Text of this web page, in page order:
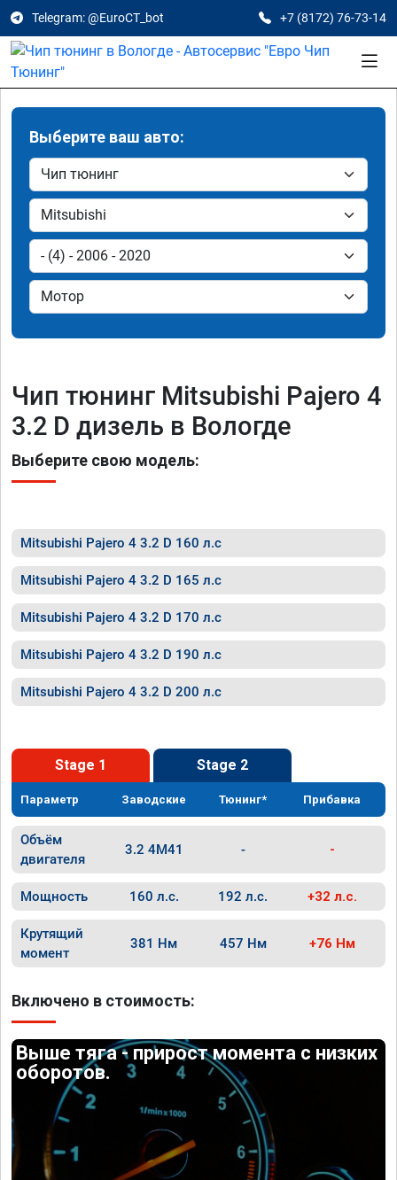
Telegram: @EuroCT_bot +7 (8172) 76-73-14
Выберите ваш авто:
Чип тюнинг Mitsubishi Pajero 4
3.2 D дизель в Вологде
Выберите свою модель:
Mitsubishi Pajero 4 3.2 D 160 л.с
Mitsubishi Pajero 4 3.2 D 165 л.с
Mitsubishi Pajero 4 3.2 D 170 л.с
Mitsubishi Pajero 4 3.2 D 190 л.с
Mitsubishi Pajero 4 3.2 D 200 л.с
Stage 1 Stage 2
Параметр Заводские Тюнинг* Прибавка
Объём
двигателя
3.2 4M41 - -
Мощность 160 л.с. 192 л.с. +32 л.с.
Крутящий
момент
381 Нм 457 Нм +76 Нм
Включено в стоимость:
Выше тяга - прирост момента с низких
оборотов.